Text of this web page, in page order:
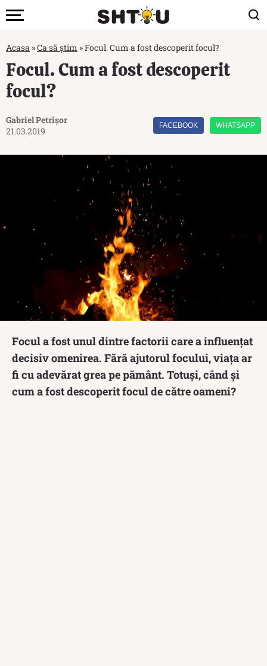
Acasa »Ca să știm »Focul. Cum a fost descoperit focul?
Focul. Cum a fost descoperit
focul?
Gabriel Petrișor
21.03.2019
FACEBOOK WHATSAPP
Focul a fost unul dintre factorii care a influențat
decisiv omenirea. Fără ajutorul focului, viața ar
fi cu adevărat grea pe pământ. Totuși, când și
cum a fost descoperit focul de către oameni?